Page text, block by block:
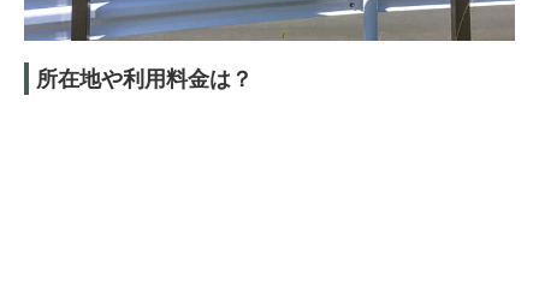
所在地や利用料金は？